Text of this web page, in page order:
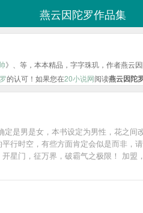
燕云因陀罗作品集
》、等，本本精品，字字珠玑，作者燕云
的认可！如果您在20小说网阅读燕云因陀
是男是女，本书设定为男性，花之
行时空，有些方面肯定会似是而非
星门，征万界，破霸气之极限！ 加盟